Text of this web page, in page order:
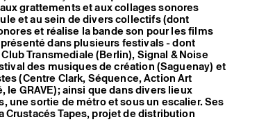
grattements et aux collages sonores
et au sein de divers collectifs (dont
et réalise la bande son pour les films
dans plusieurs festivals - dont
Transmediale (Berlin), Signal & Noise
des musiques de création (Saguenay) et
(Centre Clark, Séquence, Action Art
le GRAVE); ainsi que dans divers lieux
une sortie de métro et sous un escalier. Ses
Tapes, projet de distribution